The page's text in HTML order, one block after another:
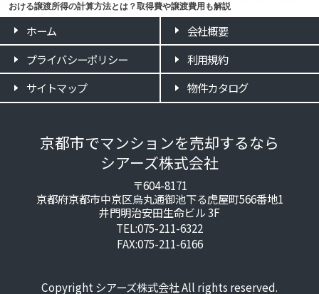
おける譲渡所得の計算方法とは？取得費や譲渡費用も解説
ホーム
会社概要
プライバシーポリシー
利用規約
サイトマップ
物件カタログ
京都市でマンションを売却するなら
シアーズ株式会社
〒604-8171
京都府京都市中京区烏丸通御池下る虎屋町566番地1
井門明治安田生命ビル 3F
TEL:075-211-6322
FAX:075-211-6166
Copyright シアーズ株式会社 All rights reserved.